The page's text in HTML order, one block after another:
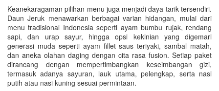
Keanekaragaman pilihan menu juga menjadi daya tarik tersendiri.
Daun Jeruk menawarkan berbagai varian hidangan, mulai dari
menu tradisional Indonesia seperti ayam bumbu rujak, rendang
sapi, dan urap sayur, hingga opsi kekinian yang digemari
generasi muda seperti ayam fillet saus teriyaki, sambal matah,
dan aneka olahan daging dengan cita rasa fusion. Setiap paket
dirancang dengan mempertimbangkan keseimbangan gizi,
termasuk adanya sayuran, lauk utama, pelengkap, serta nasi
putih atau nasi kuning sesuai permintaan.